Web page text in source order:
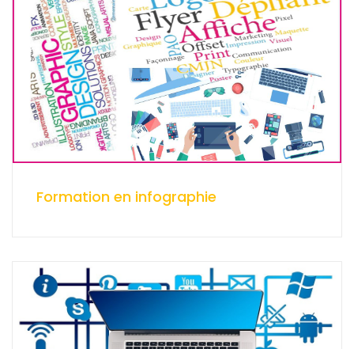
Formation en infographie